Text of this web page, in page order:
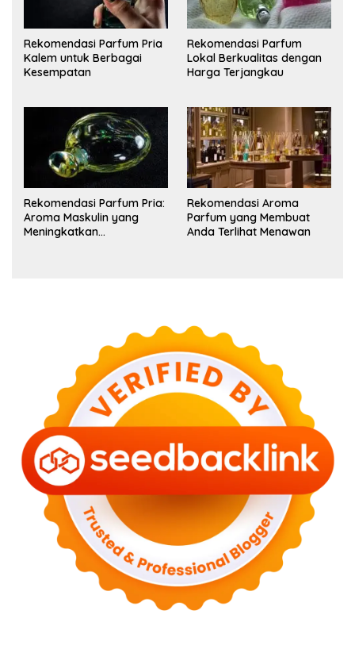
Rekomendasi Parfum Pria
Kalem untuk Berbagai
Kesempatan
Rekomendasi Parfum
Lokal Berkualitas dengan
Harga Terjangkau
Rekomendasi Parfum Pria:
Aroma Maskulin yang
Meningkatkan
Rekomendasi Aroma
Parfum yang Membuat
Anda Terlihat Menawan